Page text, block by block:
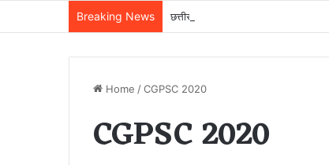
Breaking News छत्तीसगढ़ में रेलवे विस्तार की रफ्तार तेज,
Home /CGPSC 2020
CGPSC 2020